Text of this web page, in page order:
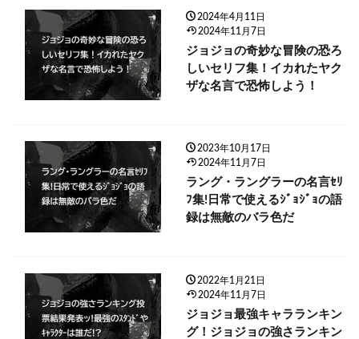
2024年4月11日
2024年11月7日
ジョジョの奇妙な冒険の恐ろ
しいセリフ集！イカれたヤク
ザな名言で恐怖しよう！
2023年10月17日
2024年11月7日
ラング・ラングラーの名言ｾﾘ
ﾌ集!日常で使えるｼﾞｮｼﾞｮの語
録は無敵のバラ色だ
2022年1月21日
2024年11月7日
ジョジョ最強キャラランキン
グ！ジョジョの強さランキン